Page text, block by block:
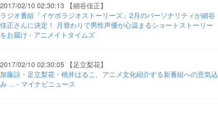
2017/02/10 02:30:13 【細谷佳正】
ラジオ番組『イケボラジオストーリーズ』2月のパーソナリティが細谷
佳正さんに決定！ 月替わりで男性声優が心温まるショートストーリー
をお届け - アニメイトタイムズ
2017/02/10 02:30:05 【足立梨花】
加藤諒・足立梨花・桃井はるこ、アニメ文化紹介する新番組への意気込
み ... - マイナビニュース